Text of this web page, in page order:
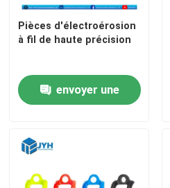
Pièces d'électroérosion
à fil de haute précision
envoyer une